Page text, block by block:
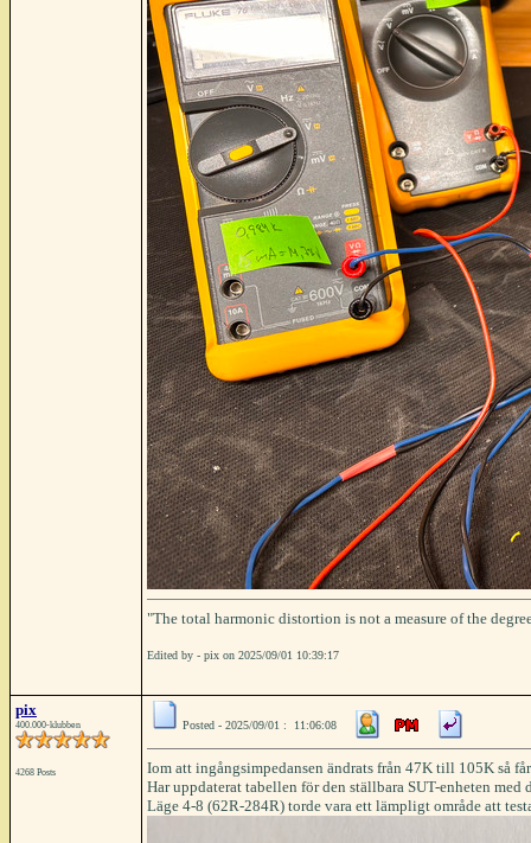
"The total harmonic distortion is not a measure of the
Edited by - pix on 2025/09/01 10:39:17
pix
400.000-klubben
4268 Posts
Posted - 2025/09/01 : 11:06:08
Iom att ingångsimpedansen ändrats från 47K till 105K så
Har uppdaterat tabellen för den ställbara SUT-enheten med
Läge 4-8 (62R-284R) torde vara ett lämpligt område att